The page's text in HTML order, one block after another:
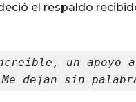
el respaldo
un apoyo
Me dejan sin